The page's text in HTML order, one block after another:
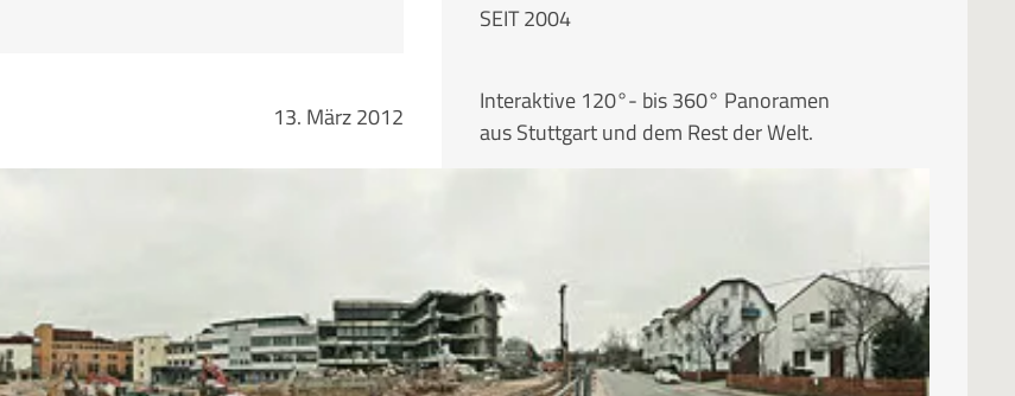
13. März 2012
SEIT 2004
Interaktive 120°- bis 360° Panoramen
aus Stuttgart und dem Rest der Welt.
Kategorien